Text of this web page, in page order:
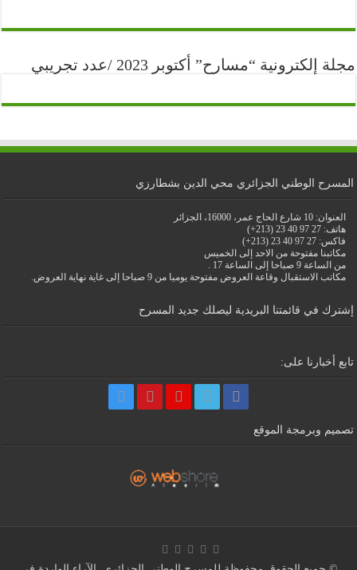
مجلة إلكترونية “مسارح” أكتوبر 2023 /عدد تجريبي
المسرح الوطني الجزائري محي الدين بشطارزي
العنوان: 10 شارع الحاج عمر، 16000، الجزائر
هاتف: 27 97 40 23 (213+)
فاكس: 27 97 40 23 (213+)
مكاتبنا مفتوحة من الاحد إلى الخميس
من الساعة 9 صباحا إلى الساعة 17 .
مكاتب الاستقبال وقاعة العروض مفتوحة يوميا من 9 صباحا إلى غاية نهاية العروض.
إشترك في قائمتنا البريدية ليصلك جديد المسرح
تابع أخبارنا على:
تصميم وبرمجة الموقع